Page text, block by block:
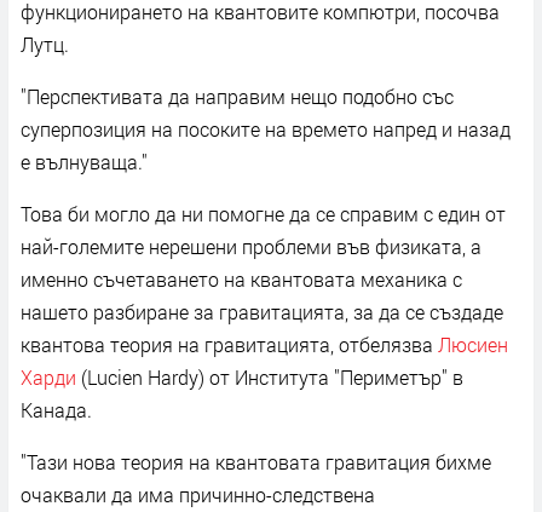
функционирането на квантовите компютри, посочва
Лутц.
"Перспективата да направим нещо подобно със
суперпозиция на посоките на времето напред и назад
е вълнуваща."
Това би могло да ни помогне да се справим с един от
най-големите нерешени проблеми във физиката, а
именно съчетаването на квантовата механика с
нашето разбиране за гравитацията, за да се създаде
квантова теория на гравитацията, отбелязва Люсиен
Харди (Lucien Hardy) от Института "Периметър" в
Канада.
"Тази нова теория на квантовата гравитация бихме
очаквали да има причинно-следствена